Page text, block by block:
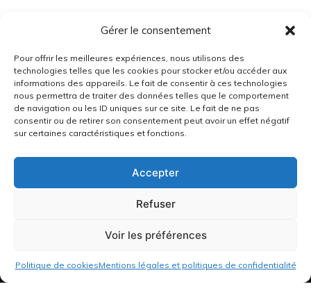
Gérer le consentement
Pour offrir les meilleures expériences, nous utilisons des
technologies telles que les cookies pour stocker et/ou accéder aux
informations des appareils. Le fait de consentir à ces technologies
nous permettra de traiter des données telles que le comportement
de navigation ou les ID uniques sur ce site. Le fait de ne pas
consentir ou de retirer son consentement peut avoir un effet négatif
sur certaines caractéristiques et fonctions.
Accepter
Refuser
Voir les préférences
Politique de cookiesMentions légales et politiques de confidentialité